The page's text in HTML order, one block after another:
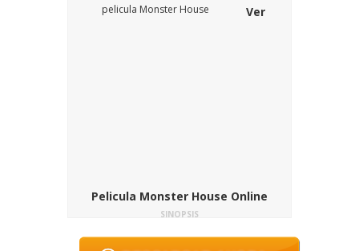
Ver
Pelicula Monster House Online
SINOPSIS
Sustos, D.J. Walters es un adolescente de